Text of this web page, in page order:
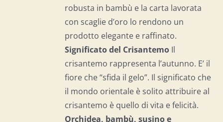
robusta in bambù e la carta lavorata
con scaglie d’oro lo rendono un
prodotto elegante e raffinato.
Significato del Crisantemo Il
crisantemo rappresenta l’autunno. E’ il
fiore che “sfida il gelo”. Il significato che
il mondo orientale è solito attribuire al
crisantemo è quello di vita e felicità.
Orchidea, bambù, susino e